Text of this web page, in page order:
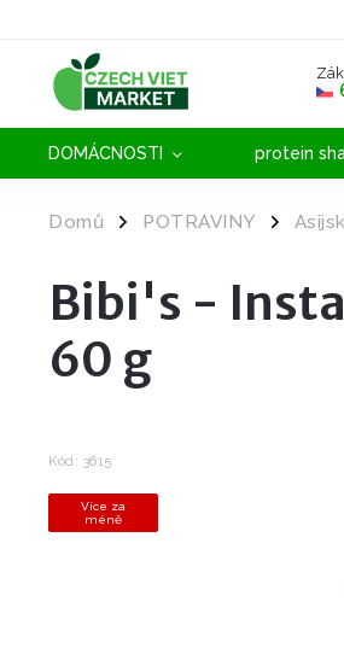
DOMÁCNOSTI protein
Domů / POTRAVINY /
Bibi's -
60 g
Kód: 3615
Více za
méně